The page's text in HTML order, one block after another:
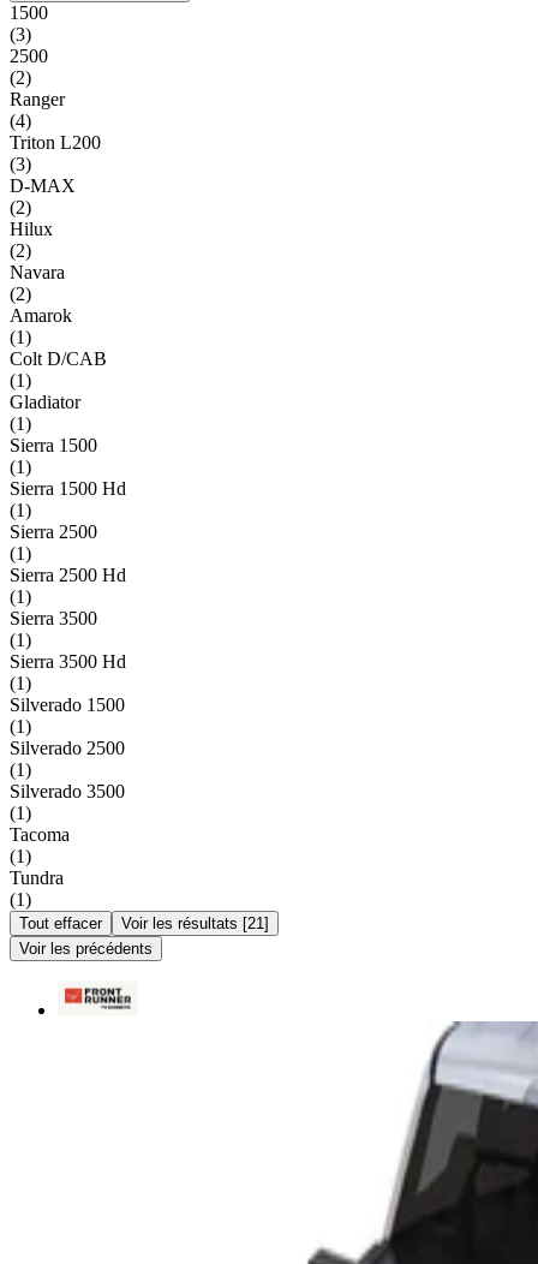
1500
(3)
2500
(2)
Ranger
(4)
Triton L200
(3)
D-MAX
(2)
Hilux
(2)
Navara
(2)
Amarok
(1)
Colt D/CAB
(1)
Gladiator
(1)
Sierra 1500
(1)
Sierra 1500 Hd
(1)
Sierra 2500
(1)
Sierra 2500 Hd
(1)
Sierra 3500
(1)
Sierra 3500 Hd
(1)
Silverado 1500
(1)
Silverado 2500
(1)
Silverado 3500
(1)
Tacoma
(1)
Tundra
(1)
Tout effacer Voir les résultats [21 ]
Voir les précédents